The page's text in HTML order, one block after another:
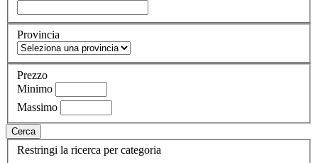
Provincia
Prezzo
Minimo
Massimo
Cerca
Restringi la ricerca per categoria